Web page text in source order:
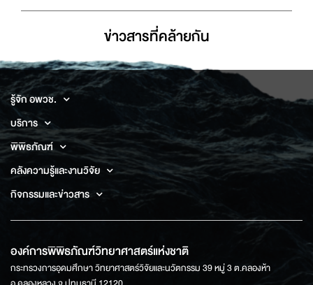
ข่าวสารที่่คล้ายกัน
รู้จัก อพวช.
บริการ
พิพิธภัณฑ์
คลังความรู้และงานวิจัย
กิจกรรมและข่าวสาร
องค์การพิพิธภัณฑ์วิทยาศาสตร์แห่งชาติ
กระทรวงการอุดมศึกษา วิทยาศาสตร์วิจัยและนวัตกรรม 39 หมู่ 3 ต.คลองห้า